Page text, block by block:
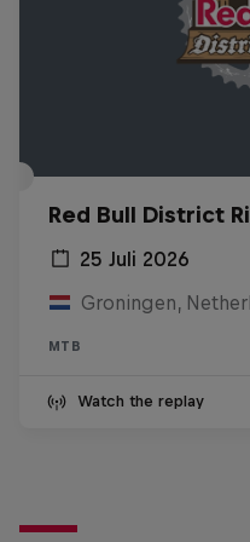
Red Bull District
25 Juli 2026
Groningen,
MTB
Watch the replay